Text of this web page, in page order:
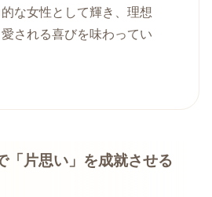
的な女性として輝き、理想
される喜びを味わってい
「片思い」を成就させる